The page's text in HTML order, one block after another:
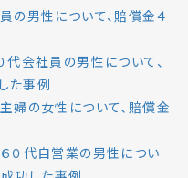
の男性について、賠償金４
代会社員の男性について、
た事例
婦の女性について、賠償金
０代自営業の男性につい